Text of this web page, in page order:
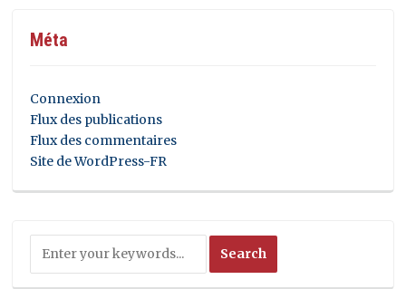
Méta
Connexion
Flux des publications
Flux des commentaires
Site de WordPress-FR